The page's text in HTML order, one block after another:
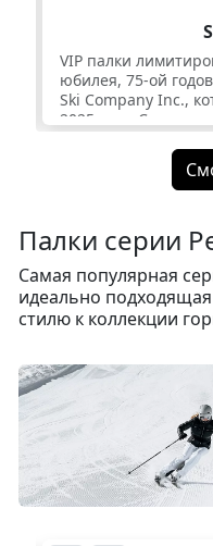
VIP палки
юбилея, 75-ой
Ski Company Inc.,
2025 году.
серии. Диаметр
баланса и
фиксации даже на
Палки серии
Самая популярная
идеально
стилю к коллекции